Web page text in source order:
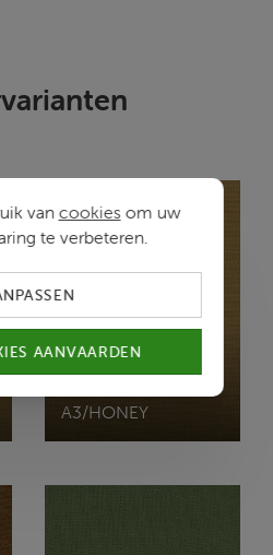
BELMOPAN
A3/HONEY
van cookiesom uw
te verbeteren.
AANVAARDEN